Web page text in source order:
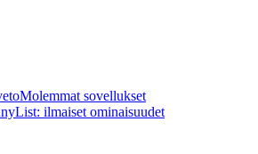
Molemmat sovellukset
ilmaiset ominaisuudet